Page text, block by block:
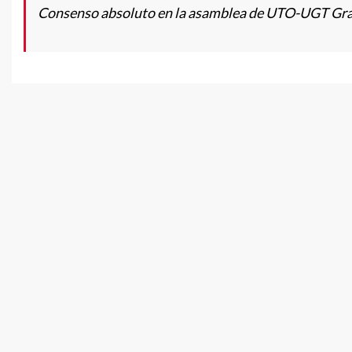
Consenso absoluto en la asamblea de UTO-UGT